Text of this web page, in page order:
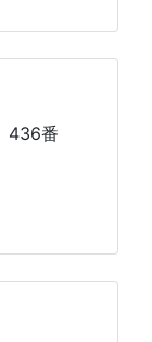
436番